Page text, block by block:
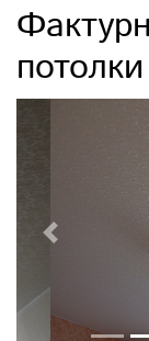
потолки
Previous